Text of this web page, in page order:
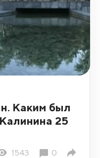
Каким был
25
1543 0